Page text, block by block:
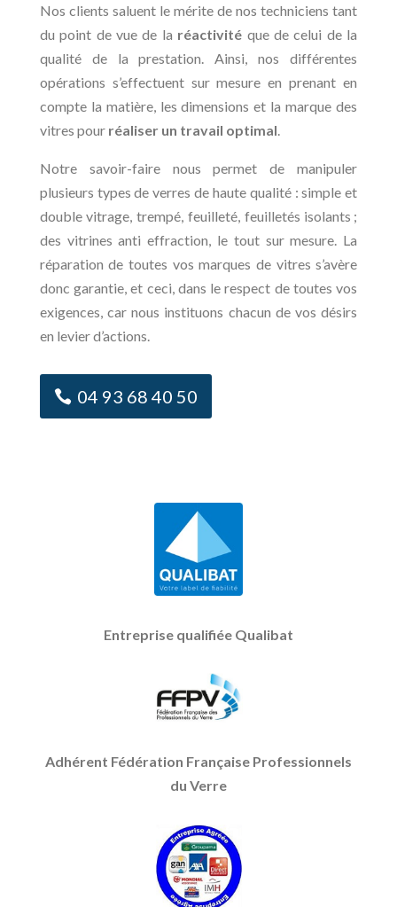
Nos clients saluent le mérite de nos techniciens tant
du point de vue de la réactivité que de celui de la
qualité de la prestation. Ainsi, nos différentes
opérations s’effectuent sur mesure en prenant en
compte la matière, les dimensions et la marque des
vitres pour réaliser un travail optimal.
Notre savoir-faire nous permet de manipuler
plusieurs types de verres de haute qualité : simple et
double vitrage, trempé, feuilleté, feuilletés isolants ;
des vitrines anti effraction, le tout sur mesure. La
réparation de toutes vos marques de vitres s’avère
donc garantie, et ceci, dans le respect de toutes vos
exigences, car nous instituons chacun de vos désirs
en levier d’actions.
04 93 68 40 50
Entreprise qualifiée Qualibat
Adhérent Fédération Française Professionnels
du Verre